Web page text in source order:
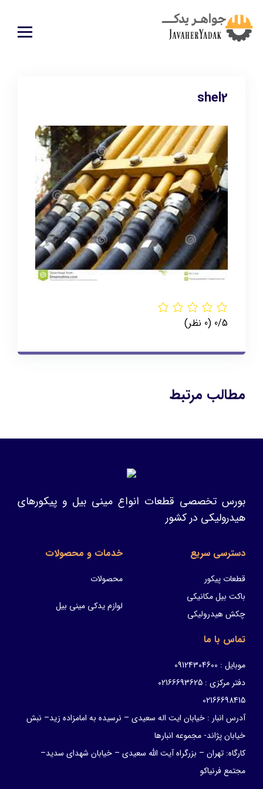
shel2
‫0/5 ‫(0 نظر)
مطالب مرتبط
بورس تخصصی قطعات انواع مینی بیل و پیکورهای
هیدرولیکی در کشور
دسترسی سریع
قطعات پیکور
باکت بیل مکانیکی
چکش هیدرولیکی
خدمات و محصولات
محصولات
لوازم یدکی مینی بیل
تماس با ما
موبایل : 09124304600
دفتر مرکزی : 02166693625
02166698415
آدرس انبار : خیابان ایت اله سعیدی – نرسیده به امامزاده زید– نبش
خیابان پژاند- مجموعه انبارها
کارگاه: تهران – بزرگراه آیت الله سعیدی – خیابان شهدای سدید–
مجتمع فرنیاکو